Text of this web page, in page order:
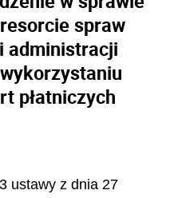
spraw
administracji
płatniczych
ustawy z dnia 27